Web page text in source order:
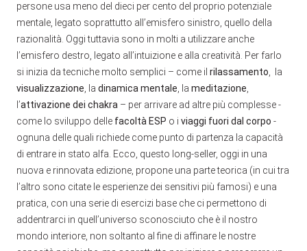
persone usa meno del dieci per cento del proprio potenziale
mentale, legato soprattutto all’emisfero sinistro, quello della
razionalità. Oggi tuttavia sono in molti a utilizzare anche
l’emisfero destro, legato all’intuizione e alla creatività. Per farlo
si inizia da tecniche molto semplici – come il rilassamento , la
visualizzazione , la dinamica mentale , la meditazione
l’attivazione dei chakra – per arrivare ad altre più complesse -
come lo sviluppo delle facoltà ESP o i viaggi fuori dal corpo -
ognuna delle quali richiede come punto di partenza la capacità
di entrare in stato alfa. Ecco, questo long-seller, oggi in una
nuova e rinnovata edizione, propone una parte teorica (in cui tra
l’altro sono citate le esperienze dei sensitivi più famosi) e una
pratica, con una serie di esercizi base che ci permettono di
addentrarci in quell’universo sconosciuto che è il nostro
mondo interiore, non soltanto al fine di affinare le nostre